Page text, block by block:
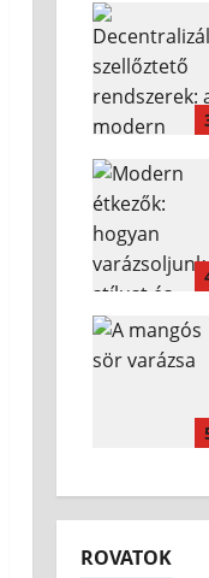
ROVATOK